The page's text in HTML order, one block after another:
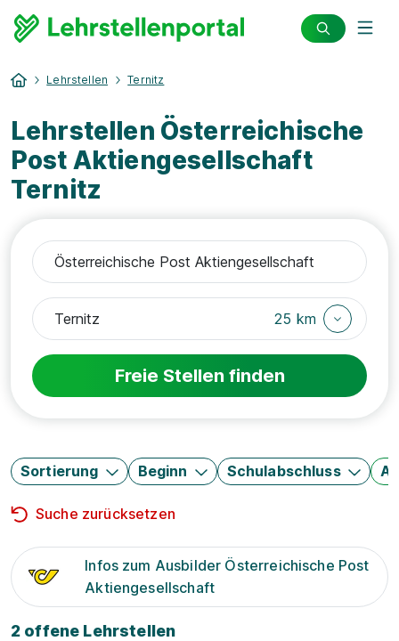
Lehrstellen Ternitz
Lehrstellen Österreichische
Post Aktiengesellschaft
Ternitz
25 km
Freie Stellen finden
Sortierung Beginn Schulabschluss
Suche zurücksetzen
Infos zum Ausbilder Österreichische Post
Aktiengesellschaft
2 offene Lehrstellen